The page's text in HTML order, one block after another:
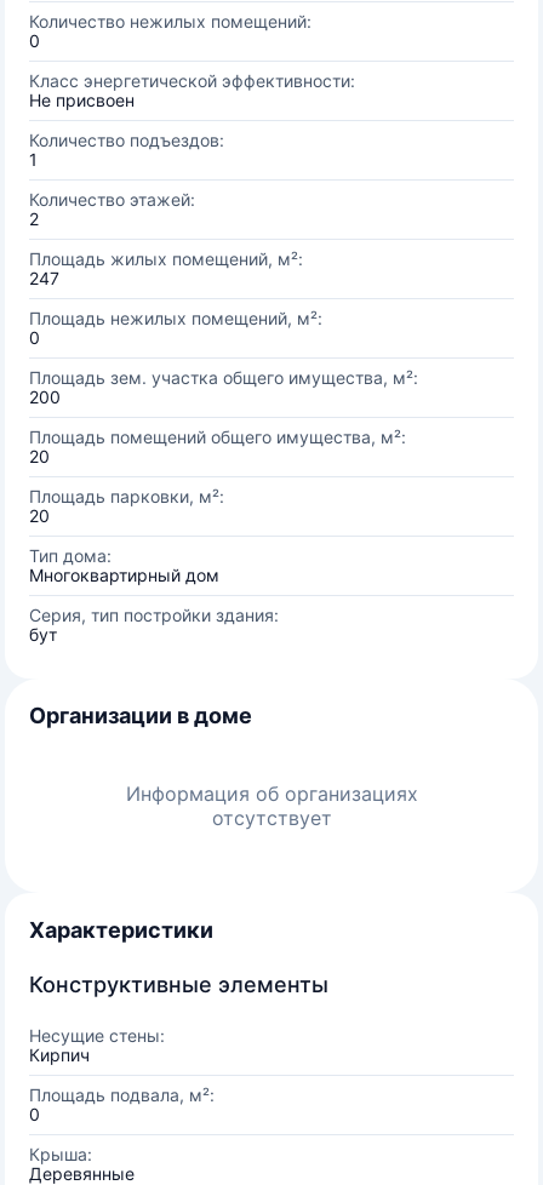
Количество нежилых помещений:
0
Класс энергетической эффективности:
Не присвоен
Количество подъездов:
1
Количество этажей:
2
Площадь жилых помещений, м²:
247
Площадь нежилых помещений, м²:
0
Площадь зем. участка общего имущества, м²:
200
Площадь помещений общего имущества, м²:
20
Площадь парковки, м²:
20
Тип дома:
Многоквартирный дом
Серия, тип постройки здания:
бут
Организации в доме
Информация об организациях
отсутствует
Характеристики
Конструктивные элементы
Несущие стены:
Кирпич
Площадь подвала, м²:
0
Крыша:
Деревянные